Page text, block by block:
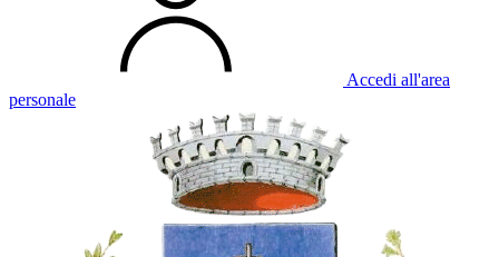
Accedi all'area
personale